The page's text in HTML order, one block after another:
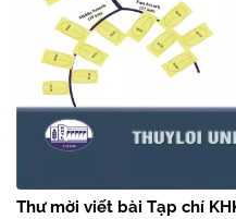
Thư mời viết bài Tạp chí